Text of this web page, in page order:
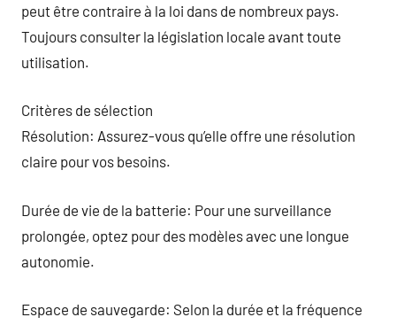
peut être contraire à la loi dans de nombreux pays.
Toujours consulter la législation locale avant toute
utilisation.
Critères de sélection
Résolution: Assurez-vous qu’elle offre une résolution
claire pour vos besoins.
Durée de vie de la batterie: Pour une surveillance
prolongée, optez pour des modèles avec une longue
autonomie.
Espace de sauvegarde: Selon la durée et la fréquence